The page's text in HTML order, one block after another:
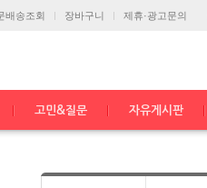
배송조회 장바구니 제휴·광고문의
고민&질문 자유게시판